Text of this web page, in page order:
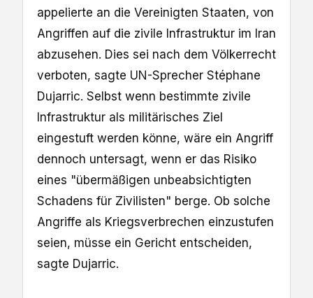
appelierte an die Vereinigten Staaten, von
Angriffen auf die zivile Infrastruktur im Iran
abzusehen. Dies sei nach dem Völkerrecht
verboten, sagte UN-Sprecher Stéphane
Dujarric. Selbst wenn bestimmte zivile
Infrastruktur als militärisches Ziel
eingestuft werden könne, wäre ein Angriff
dennoch untersagt, wenn er das Risiko
eines "übermäßigen unbeabsichtigten
Schadens für Zivilisten" berge. Ob solche
Angriffe als Kriegsverbrechen einzustufen
seien, müsse ein Gericht entscheiden,
sagte Dujarric.